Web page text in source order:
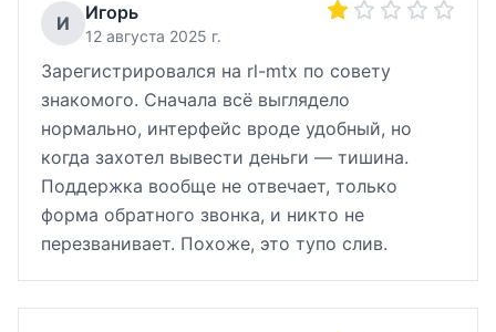
И Игорь
12 августа 2025 г.
Зарегистрировался на rl-mtx по совету
знакомого. Сначала всё выглядело
нормально, интерфейс вроде удобный, но
когда захотел вывести деньги — тишина.
Поддержка вообще не отвечает, только
форма обратного звонка, и никто не
перезванивает. Похоже, это тупо слив.